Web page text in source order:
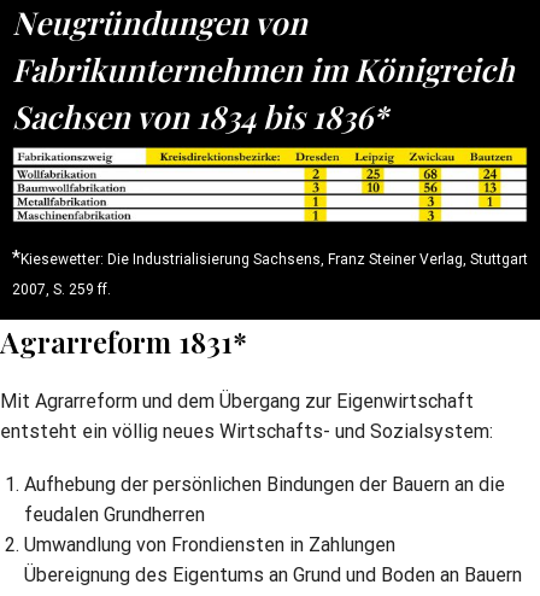
Neugründungen von
Fabrikunternehmen im Königreich
Sachsen von 1834 bis 1836*
*Kiesewetter: Die Industrialisierung Sachsens, Franz Steiner Verlag, Stuttgart
2007, S. 259 ff.
Agrarreform 1831*
Mit Agrarreform und dem Übergang zur Eigenwirtschaft
entsteht ein völlig neues Wirtschafts- und Sozialsystem:
Aufhebung der persönlichen Bindungen der Bauern an die
feudalen Grundherren
Umwandlung von Frondiensten in Zahlungen
Übereignung des Eigentums an Grund und Boden an Bauern